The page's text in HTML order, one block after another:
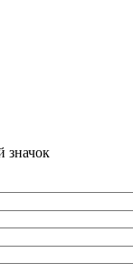
значок